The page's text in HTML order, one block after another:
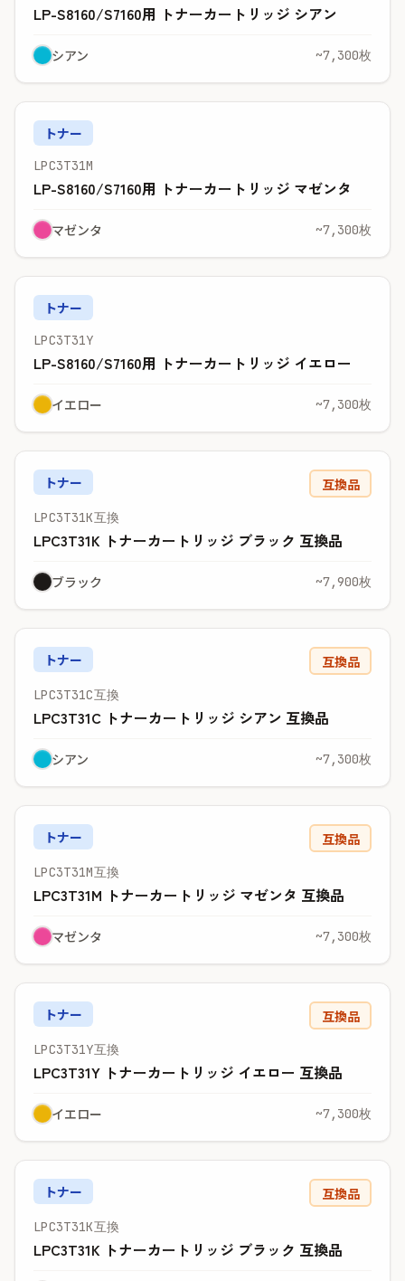
LP-S8160/S7160用 トナーカートリッジ シアン
シアン ~7,300枚
トナー
LPC3T31M
LP-S8160/S7160用 トナーカートリッジ マゼンタ
マゼンタ ~7,300枚
トナー
LPC3T31Y
LP-S8160/S7160用 トナーカートリッジ イエロー
イエロー ~7,300枚
トナー 互換品
LPC3T31K互換
LPC3T31K トナーカートリッジ ブラック 互換品
ブラック ~7,900枚
トナー 互換品
LPC3T31C互換
LPC3T31C トナーカートリッジ シアン 互換品
シアン ~7,300枚
トナー 互換品
LPC3T31M互換
LPC3T31M トナーカートリッジ マゼンタ 互換品
マゼンタ ~7,300枚
トナー 互換品
LPC3T31Y互換
LPC3T31Y トナーカートリッジ イエロー 互換品
イエロー ~7,300枚
トナー 互換品
LPC3T31K互換
LPC3T31K トナーカートリッジ ブラック 互換品